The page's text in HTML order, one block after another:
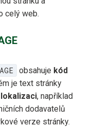
celý web.
obsahuje kód
je text stránky
, například
dodavatelů
verze stránky.